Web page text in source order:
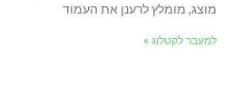
מוצג, מומלץ לרענן את העמוד
למעבר לקטלוג »